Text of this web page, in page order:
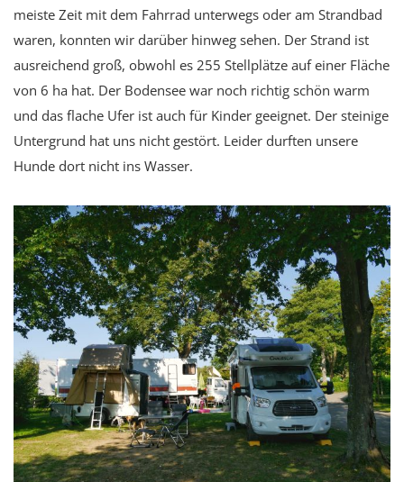
meiste Zeit mit dem Fahrrad unterwegs oder am Strandbad
waren, konnten wir darüber hinweg sehen. Der Strand ist
ausreichend groß, obwohl es 255 Stellplätze auf einer Fläche
von 6 ha hat. Der Bodensee war noch richtig schön warm
und das flache Ufer ist auch für Kinder geeignet. Der steinige
Untergrund hat uns nicht gestört. Leider durften unsere
Hunde dort nicht ins Wasser.